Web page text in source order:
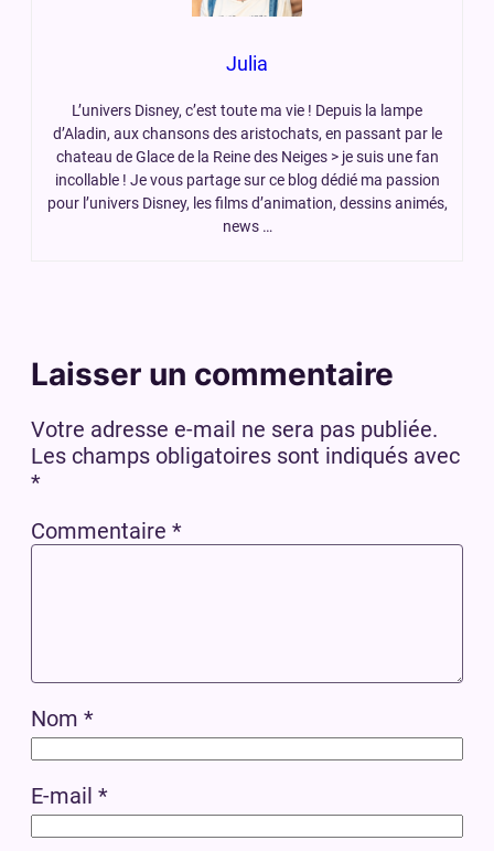
Julia
L’univers Disney, c’est toute ma vie ! Depuis la lampe
d’Aladin, aux chansons des aristochats, en passant par le
chateau de Glace de la Reine des Neiges > je suis une fan
incollable ! Je vous partage sur ce blog dédié ma passion
pour l’univers Disney, les films d’animation, dessins animés,
news …
Laisser un commentaire
Votre adresse e-mail ne sera pas publiée.
Les champs obligatoires sont indiqués avec
*
Commentaire *
Nom *
E-mail *